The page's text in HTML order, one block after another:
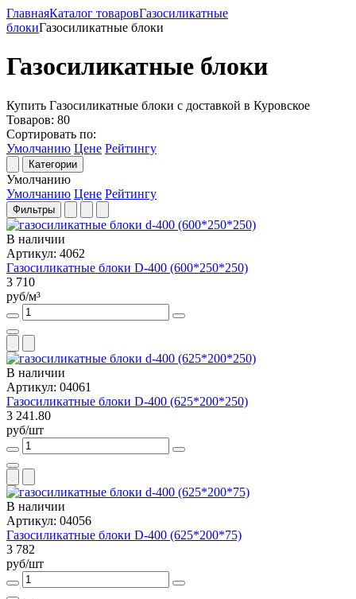
ГлавнаяКаталог товаровГазосиликатные
блокиГазосиликатные блоки
Газосиликатные блоки
Купить Газосиликатные блоки с доставкой в Куровское
Товаров: 80
Сортировать по:
Умолчанию Цене Рейтингу
Категории
Умолчанию
Умолчанию Цене Рейтингу
Фильтры
В наличии
Артикул: 4062
Газосиликатные блоки D-400 (600*250*250)
3 710
руб/м³
В наличии
Артикул: 04061
Газосиликатные блоки D-400 (625*200*250)
3 241.80
руб/шт
В наличии
Артикул: 04056
Газосиликатные блоки D-400 (625*200*75)
3 782
руб/шт